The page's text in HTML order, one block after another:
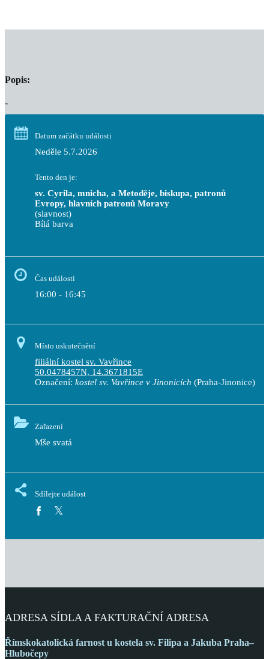
Popis:
-
Datum začátku události
Neděle 5.7.2026
Tento den je:
sv. Cyrila, mnicha, a Metoděje, biskupa, patronů
Evropy, hlavních patronů Moravy
(slavnost)
Bílá barva
Čas události
16:00 - 16:45
Místo uskutečnění
filiální kostel sv. Vavřince
50.0478457N, 14.3671815E
Označení: kostel sv. Vavřince v Jinonicích (Praha-Jinonice)
Zařazení
Mše svatá
Sdílejte událost
ADRESA SÍDLA A FAKTURAČNÍ ADRESA
Římskokatolická farnost u kostela sv. Filipa a Jakuba Praha–
Hlubočepy